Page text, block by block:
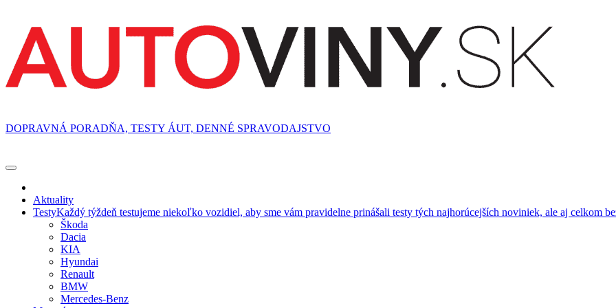
DOPRAVNÁ PORADŇA, TESTY ÁUT, DENNÉ SPRAVODAJSTVO
Aktuality
TestyKaždý týždeň testujeme niekoľko vozidiel, aby sme vám pravidelne prinášali testy tých najhorúcejších noviniek, ale aj celkom
Škoda
Dacia
KIA
Hyundai
Renault
BMW
Mercedes-Benz